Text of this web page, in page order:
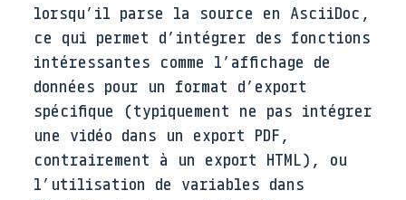
lorsqu’il parse la source en AsciiDoc,
ce qui permet d’intégrer des fonctions
intéressantes comme l’affichage de
données pour un format d’export
spécifique (typiquement ne pas intégrer
une vidéo dans un export PDF,
contrairement à un export HTML), ou
l’utilisation de variables dans